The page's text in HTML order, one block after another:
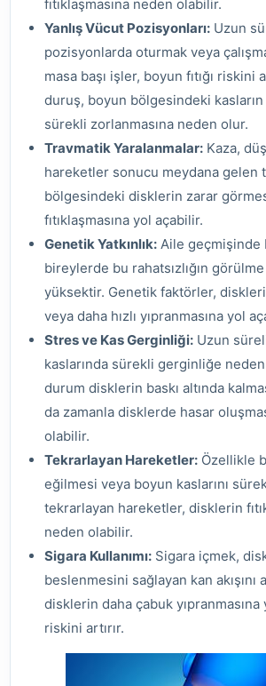
fıtıklaşmasına neden olabilir.
Yanlış Vücut Pozisyonları: Uzun
pozisyonlarda oturmak veya
masa başı işler, boyun fıtığı riskini
duruş, boyun bölgesindeki
sürekli zorlanmasına neden olur.
Travmatik Yaralanmalar: Kaza,
hareketler sonucu meydana gelen
bölgesindeki disklerin zarar
fıtıklaşmasına yol açabilir.
Genetik Yatkınlık: Aile geçmişinde
bireylerde bu rahatsızlığın görülme
yüksektir. Genetik faktörler,
veya daha hızlı yıpranmasına yol
Stres ve Kas Gerginliği: Uzun
kaslarında sürekli gerginliğe
durum disklerin baskı altında
da zamanla disklerde hasar
olabilir.
Tekrarlayan Hareketler: Özellikle
eğilmesi veya boyun kaslarını
tekrarlayan hareketler, disklerin
neden olabilir.
Sigara Kullanımı: Sigara içmek,
beslenmesini sağlayan kan akışını
disklerin daha çabuk yıpranmasına
riskini artırır.